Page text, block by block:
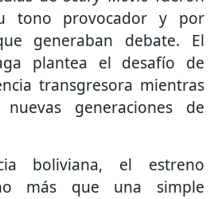
tono provocador y por
generaban debate. El
plantea el desafío de
transgresora mientras
generaciones de
boliviana, el estreno
más que una simple